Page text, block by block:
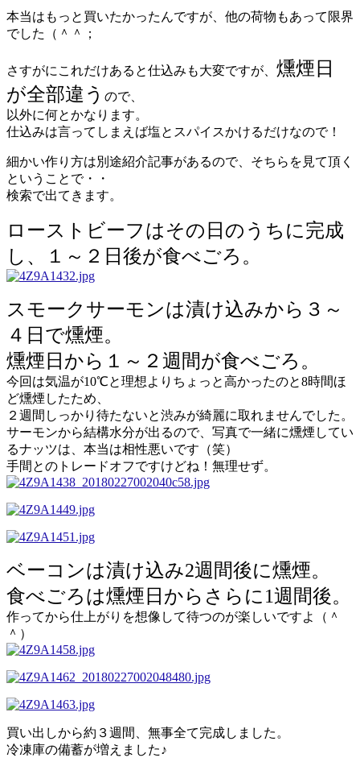
本当はもっと買いたかったんですが、他の荷物もあって限界
でした（＾＾；
さすがにこれだけあると仕込みも大変ですが、 燻煙日
が全部違う ので、
以外に何とかなります。
仕込みは言ってしまえば塩とスパイスかけるだけなので！
細かい作り方は別途紹介記事があるので、そちらを見て頂く
ということで・・
検索で出てきます。
ローストビーフはその日のうちに完成
し、１～２日後が食べごろ。
スモークサーモンは漬け込みから３～
４日で燻煙。
燻煙日から１～２週間が食べごろ。
今回は気温が10℃と理想よりちょっと高かったのと8時間ほ
ど燻煙したため、
２週間しっかり待たないと渋みが綺麗に取れませんでした。
サーモンから結構水分が出るので、写真で一緒に燻煙してい
るナッツは、本当は相性悪いです（笑）
手間とのトレードオフですけどね！無理せず。
ベーコンは漬け込み2週間後に燻煙。
食べごろは燻煙日からさらに1週間後。
作ってから仕上がりを想像して待つのが楽しいですよ（＾
＾）
買い出しから約３週間、無事全て完成しました。
冷凍庫の備蓄が増えました♪